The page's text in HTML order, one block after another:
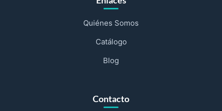
Quiénes Somos
Catálogo
Blog
Contacto